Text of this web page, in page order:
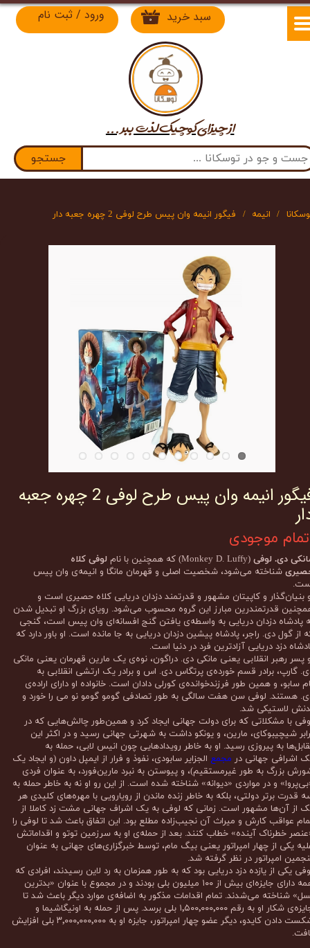
جستجو
۰ سبد خرید ورود / ثبت نام
حساب کاربری من
خروج از حساب کاربریاز چیزای کوچیک لذت​​​​​​​ ببر ...
انیمه فیگور انیمه وان پیس طرح لوفی 2 چهره جعبه دار
فیگور انیمه وان پیس طرح لوفی 2 چهره جعبه
موجودی
دی. لوفی (Monkey D. Luffy) که همچنین با نام
لوفی کلاه
شناخته می‌شود، شخصیت اصلی و قهرمان مانگا و انیمه‌ی وان پیس
بنیان‌گذار و کاپیتان مشهور و قدرتمند دزدان دریایی کلاه حصیری است و
قدرتمندرین مبارز این گروه محسوب می‌شود. رویای بزرگ او تبدیل شدن
پادشاه دزدان دریایی به واسطه‌ی یافتن گنج افسانه‌ای وان پیس است، گنجی
از گول دی. راجر، پادشاه پیشین دزدان دریایی به جا مانده است. او باور دارد که
دزد دریایی آزادترین فرد در دنیا است.
پسر رهبر انقلابی یعنی مانکی دی. دراگون، نوه‌ی یک مارین قهرمان یعنی مانکی
گارپ، برادر قسم خورده‌ی پرتگاس دی. اس و برادر یک ارتشی انقلابی به
سابو، و همین طور فرزندخوانده‌ی کورلی دادان است. خانواده او دارای اراده‌ی
هستند. لوفی سن هفت سالگی به طور تصادفی گومو گومو نو می را خورد و
لاستیکی شد.
با مشکلاتی که برای دولت جهانی ایجاد کرد و همین‌طور چالش‌هایی که در
شیچیبوکای، مارین، و یونکو داشت به شهرتی جهانی رسید و در اکثر این
به پیروزی رسید. او به خاطر رویدادهایی چون انیس لابی، حمله به
اشرافی جهانی در مجمع الجزایر سابودی، نفوذ و فرار از ایمپل داون (و ایجاد یک
بزرگ به طور غیرمستقیم)، و پیوستن به نبرد مارین‌فورد، به عنوان فردی
و در مواردی «دیوانه» شناخته شده است. از این رو او نه به خاطر حمله به
قدرت برتر دولتی، بلکه به خاطر زنده ماندن از رویارویی با مهره‌های کلیدی هر
از آن‌ها مشهور است. زمانی که لوفی به یک اشراف جهانی مشت زد کاملا از
عواقب کارش و میراث آن نجیب‌زاده مطلع بود. این اتفاق باعث شد تا لوفی را
خطرناک آینده» خطاب کنند. بعد از حمله‌ی او به سرزمین توتو و اقداماتش
یکی از چهار امپراتور یعنی بیگ مام، توسط خبرگزاری‌های جهانی به عنوان
امپراتور در نظر گرفته شد.
یکی از یازده دزد دریایی بود که به طور همزمان به رد لاین رسیدند، افرادی که
همه دارای جایزه‌ای بیش از ۱۰۰ میلیون بلی بودند و در مجموع با عنوان «بدترین
شناخته می‌شدند. تمام اقدامات مذکور به اضافه‌ی موارد دیگر باعث شد تا
جایزه‌ی شکار او به رقم ۱٬۵۰۰٬۰۰۰٬۰۰۰ بلی برسد. پس از حمله به اونیگاشیما و
شکست دادن کایدو، دیگر عضو چهار امپراتور، جایزه او به ۳٬۰۰۰٬۰۰۰٬۰۰۰ بلی افزایش